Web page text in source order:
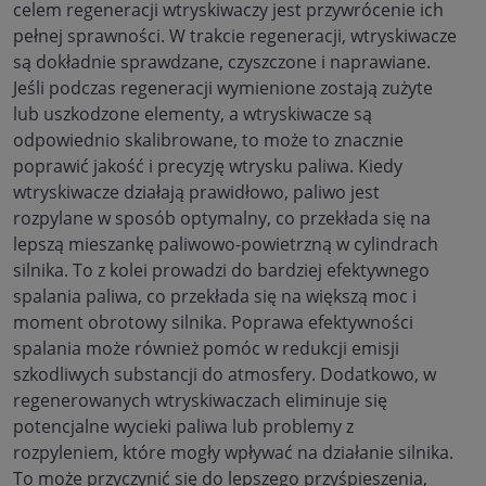
celem regeneracji wtryskiwaczy jest przywrócenie ich
pełnej sprawności. W trakcie regeneracji, wtryskiwacze
są dokładnie sprawdzane, czyszczone i naprawiane.
Jeśli podczas regeneracji wymienione zostają zużyte
lub uszkodzone elementy, a wtryskiwacze są
odpowiednio skalibrowane, to może to znacznie
poprawić jakość i precyzję wtrysku paliwa. Kiedy
wtryskiwacze działają prawidłowo, paliwo jest
rozpylane w sposób optymalny, co przekłada się na
lepszą mieszankę paliwowo-powietrzną w cylindrach
silnika. To z kolei prowadzi do bardziej efektywnego
spalania paliwa, co przekłada się na większą moc i
moment obrotowy silnika. Poprawa efektywności
spalania może również pomóc w redukcji emisji
szkodliwych substancji do atmosfery. Dodatkowo, w
regenerowanych wtryskiwaczach eliminuje się
potencjalne wycieki paliwa lub problemy z
rozpyleniem, które mogły wpływać na działanie silnika.
To może przyczynić się do lepszego przyśpieszenia,